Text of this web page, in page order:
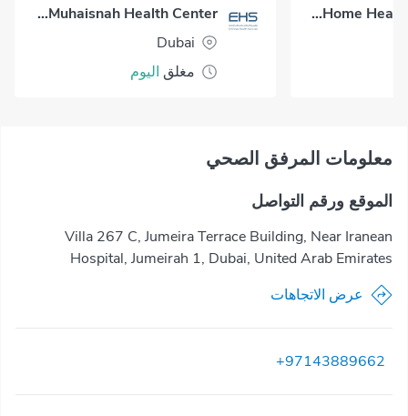
Al Muhaisnah Health Center
Dubai
مغلق اليوم
Okadoc Home Healthcare - Dubai
معلومات المرفق الصحي
الموقع ورقم التواصل
Villa 267 C, Jumeira Terrace Building, Near Iranean
Hospital, Jumeirah 1, Dubai, United Arab Emirates
عرض الاتجاهات
+97143889662